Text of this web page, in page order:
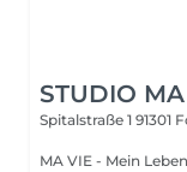
STUDIO
Spitalstraße 1 91301
MA VIE - Mein Leben, ist eine Hingabe an die Achtsamkeit und